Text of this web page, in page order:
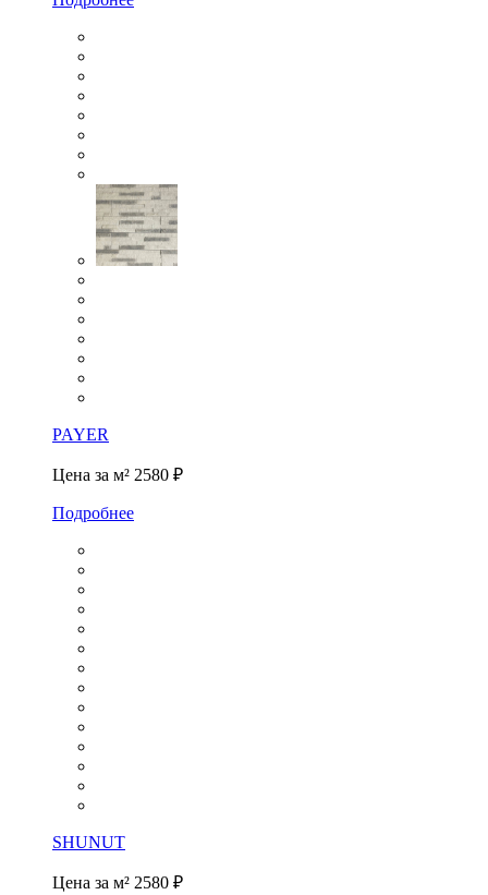
PAYER
Цена за м² 2580 ₽
Подробнее
SHUNUT
Цена за м² 2580 ₽